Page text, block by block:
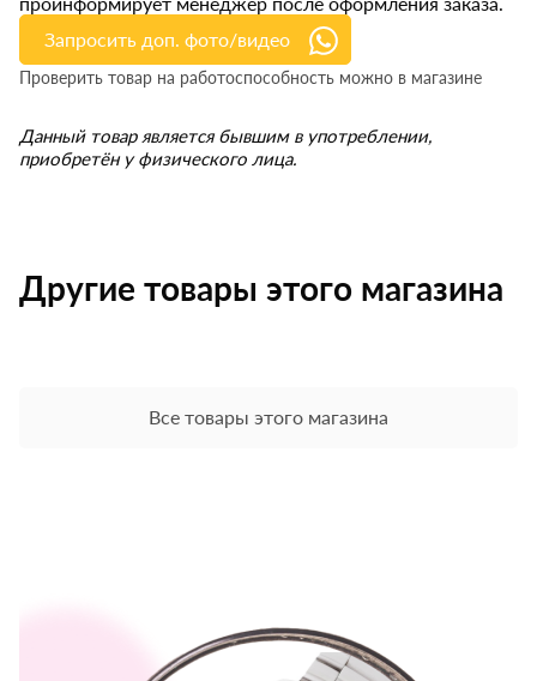
Запросить доп. фото/видео
Проверить товар на работоспособность можно в магазине
Данный товар является бывшим в употреблении,
приобретён у физического лица.
Другие товары этого магазина
Все товары этого магазина